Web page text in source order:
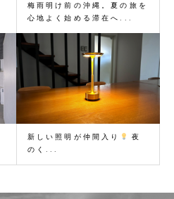
梅雨明け前の沖縄。夏の旅を
心地よく始める滞在へ...
新しい照明が仲間入り
夜
のく...